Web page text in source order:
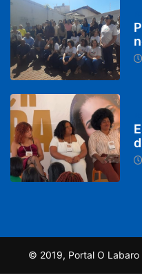
© 2019, Portal O